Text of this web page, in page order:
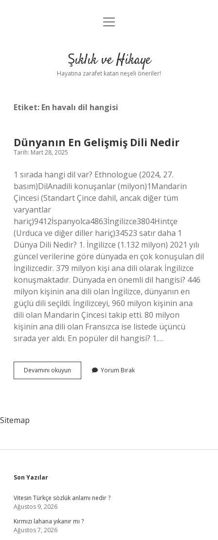
Ornitorenk nasıl çoğalır ?
Gizlilik Politikası
menüyü
Şıklık ve Hikaye
Hayatına zarafet katan neşeli öneriler!
Etiket: En havalı dil hangisi
Dünyanın En Gelişmiş Dili Nedir
Tarih: Mart 28, 2025
1 sırada hangi dil var? Ethnologue (2024, 27.
basım)DilAnadili konuşanlar (milyon)1Mandarin
Çincesi (Standart Çince dahil, ancak diğer tüm
varyantlar
hariç)9412İspanyolca4863İngilizce3804Hintçe
(Urduca ve diğer diller hariç)34523 satır daha 1
Dünya Dili Nedir? 1. İngilizce (1.132 milyon) 2021 yılı
güncel verilerine göre dünyada en çok konuşulan dil
İngilizcedir. 379 milyon kişi ana dili olarak İngilizce
konuşmaktadır. Dünyada en önemli dil hangisi? 446
milyon kişinin ana dili olan İngilizce, dünyanın en
güçlü dili seçildi. İngilizceyi, 960 milyon kişinin ana
dili olan Mandarin Çincesi takip etti. 80 milyon
kişinin ana dili olan Fransızca ise listede üçüncü
sırada yer aldı. En popüler dil hangisi? 1.…
Devamını okuyun Dünyanın
En
Yorum Bırak
Sitemap
Sidebar
Son Yazılar
Vitesin Türkçe sözlük anlamı nedir ?
Ağustos 9, 2026
Kırmızı lahana yıkanır mı ?
Ağustos 7, 2026